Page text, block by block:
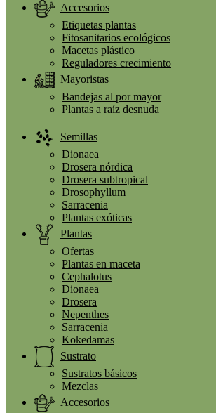
Accesorios
Etiquetas plantas
Fitosanitarios ecológicos
Macetas plástico
Reguladores crecimiento
Mayoristas
Bandejas al por mayor
Plantas a raíz desnuda
Semillas
Dionaea
Drosera nórdica
Drosera subtropical
Drosophyllum
Sarracenia
Plantas exóticas
Plantas
Ofertas
Plantas en maceta
Cephalotus
Dionaea
Drosera
Nepenthes
Sarracenia
Kokedamas
Sustrato
Sustratos básicos
Mezclas
Accesorios